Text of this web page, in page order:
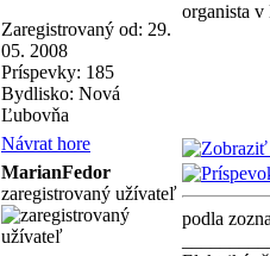
Zaregistrovaný od: 29.
05. 2008
Príspevky: 185
Bydlisko: Nová
Ľubovňa
organista
Návrat hore
MarianFedor
zaregistrovaný užívateľ
podla